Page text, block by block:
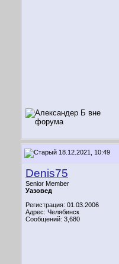
18.12.2021, 10:49
Denis75
Senior Member
Уазовед
Регистрация: 01.03.2006
Адрес: Челябинск
Сообщений: 3,680